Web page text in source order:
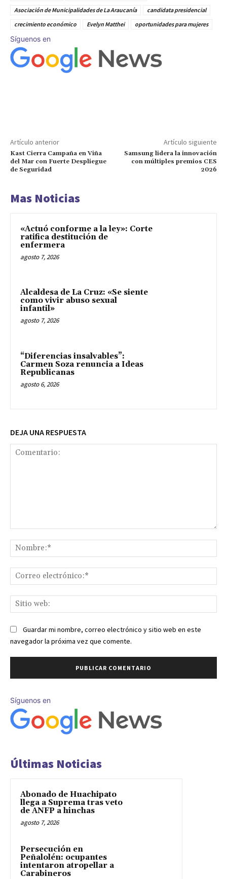
Asociación de Municipalidades de La Araucanía
candidata presidencial
crecimiento económico
Evelyn Matthei oportunidades para mujeres
Síguenos en
Artículo anterior
Kast Cierra Campaña en Viña
del Mar con Fuerte Despliegue
de Seguridad
Artículo siguiente
Samsung lidera la innovación
con múltiples premios CES
2026
Mas Noticias
«Actuó conforme a la ley»: Corte
ratifica destitución de
enfermera
agosto 7, 2026
Alcaldesa de La Cruz: «Se siente
como vivir abuso sexual
infantil»
agosto 7, 2026
“Diferencias insalvables”:
Carmen Soza renuncia a Ideas
Republicanas
agosto 6, 2026
DEJA UNA RESPUESTA
Guardar mi nombre, correo electrónico y sitio web en este
navegador la próxima vez que comente.
Síguenos en
Últimas Noticias
Abonado de Huachipato
llega a Suprema tras veto
de ANFP a hinchas
agosto 7, 2026
Persecución en
Peñalolén: ocupantes
intentaron atropellar a
Carabineros